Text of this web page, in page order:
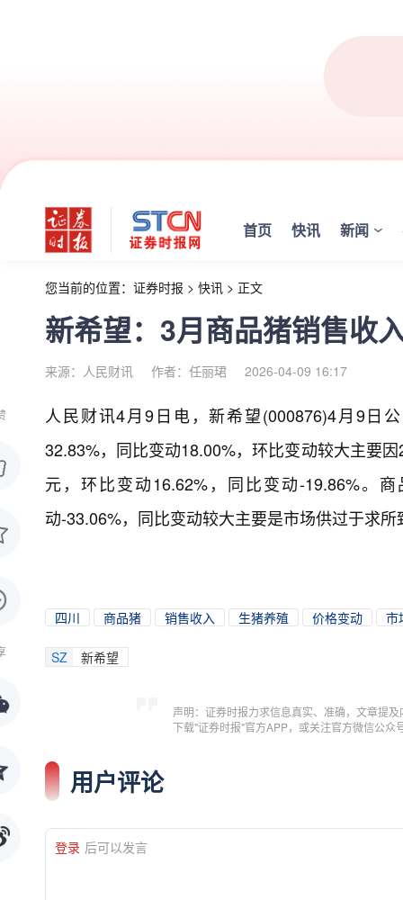
首页 快讯 新闻
您当前的位置： 证券时报 > 快讯 > 正文
新希望：3月商品猪销售收
来源：人民财讯 作者：任丽珺 2026-04-09 16:17
人民财讯4月9日电，新希望(000876)4月9日
32.83%，同比变动18.00%，环比变动较大主要
元，环比变动16.62%，同比变动-19.86%。
动-33.06%，同比变动较大主要是市场供过于求所
四川 商品猪 销售收入 生猪养殖 价格变动 市
SZ 新希望
声明：证券时报力求信息真实、准确，文章提
下载"证券时报"官方APP，或关注官方微信公
用户评论
登录 后可以发言